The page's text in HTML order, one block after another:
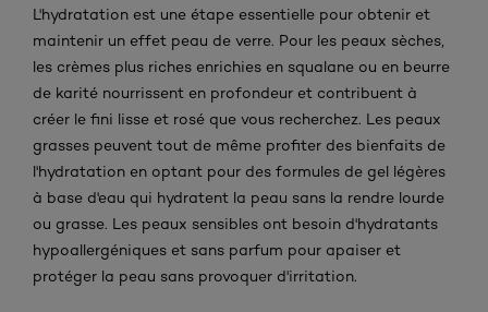
L'hydratation est une étape essentielle pour obtenir et
maintenir un effet peau de verre. Pour les peaux sèches,
les crèmes plus riches enrichies en squalane ou en beurre
de karité nourrissent en profondeur et contribuent à
créer le fini lisse et rosé que vous recherchez. Les peaux
grasses peuvent tout de même profiter des bienfaits de
l'hydratation en optant pour des formules de gel légères
à base d'eau qui hydratent la peau sans la rendre lourde
ou grasse. Les peaux sensibles ont besoin d'hydratants
hypoallergéniques et sans parfum pour apaiser et
protéger la peau sans provoquer d'irritation.